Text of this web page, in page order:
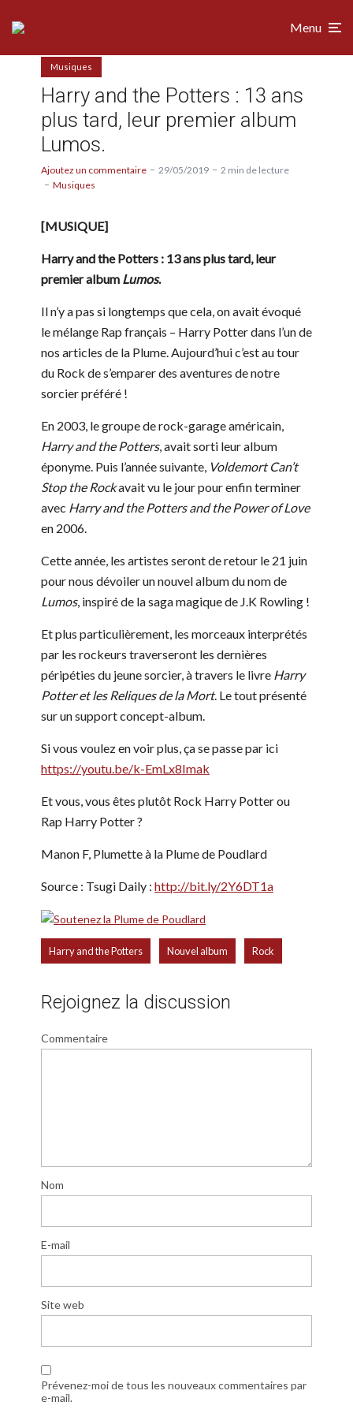
Menu
Musiques
Harry and the Potters : 13 ans
plus tard, leur premier album
Lumos.
Ajoutez un commentaire 29/05/2019
2 min de lecture
Musiques
[MUSIQUE]
Harry and the Potters : 13 ans plus tard, leur
premier album Lumos.
Il n’y a pas si longtemps que cela, on avait évoqué
le mélange Rap français – Harry Potter dans l’un de
nos articles de la Plume. Aujourd’hui c’est au tour
du Rock de s’emparer des aventures de notre
sorcier préféré !
En 2003, le groupe de rock-garage américain,
Harry and the Potters, avait sorti leur album
éponyme. Puis l’année suivante, Voldemort Can’t
Stop the Rockavait vu le jour pour enfin terminer
avec Harry and the Potters and the Power of Love
en 2006.
Cette année, les artistes seront de retour le 21 juin
pour nous dévoiler un nouvel album du nom de
Lumos, inspiré de la saga magique de J.K Rowling !
Et plus particulièrement, les morceaux interprétés
par les rockeurs traverseront les dernières
péripéties du jeune sorcier, à travers le livre Harry
Potter et les Reliques de la Mort. Le tout présenté
sur un support concept-album.
Si vous voulez en voir plus, ça se passe par ici
https://youtu.be/k-EmLx8Imak
Et vous, vous êtes plutôt Rock Harry Potter ou
Rap Harry Potter ?
Manon F, Plumette à la Plume de Poudlard
Source : Tsugi Daily : http://bit.ly/2Y6DT1a
Harry and the Potters Nouvel album Rock
Rejoignez la discussion
Commentaire
Nom
E-mail
Site web
Prévenez-moi de tous les nouveaux commentaires par
e-mail.